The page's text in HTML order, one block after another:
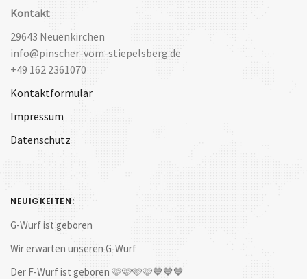
Kontakt
29643 Neuenkirchen
info@pinscher-vom-stiepelsberg.de
+49 162 2361070
Kontaktformular
Impressum
Datenschutz
NEUIGKEITEN:
G-Wurf ist geboren
Wir erwarten unseren G-Wurf
Der F-Wurf ist geboren 🩷🩷🩷🩷💙💙💙